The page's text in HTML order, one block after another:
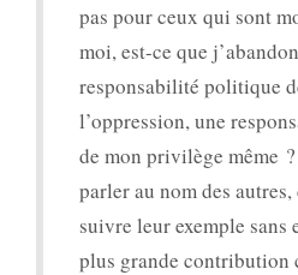
pas pour ceux qui sont
moi, est-ce que
responsabilité politique
l’oppression, une
de mon privilège même
parler au nom des
suivre leur exemple
plus grande contribution